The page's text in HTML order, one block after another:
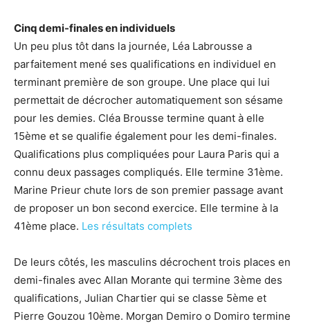
Cinq demi-finales en individuels
Un peu plus tôt dans la journée, Léa Labrousse a
parfaitement mené ses qualifications en individuel en
terminant première de son groupe. Une place qui lui
permettait de décrocher automatiquement son sésame
pour les demies. Cléa Brousse termine quant à elle
15ème et se qualifie également pour les demi-finales.
Qualifications plus compliquées pour Laura Paris qui a
connu deux passages compliqués. Elle termine 31ème.
Marine Prieur chute lors de son premier passage avant
de proposer un bon second exercice. Elle termine à la
41ème place. Les résultats complets
De leurs côtés, les masculins décrochent trois places en
demi-finales avec Allan Morante qui termine 3ème des
qualifications, Julian Chartier qui se classe 5ème et
Pierre Gouzou 10ème. Morgan Demiro o Domiro termine